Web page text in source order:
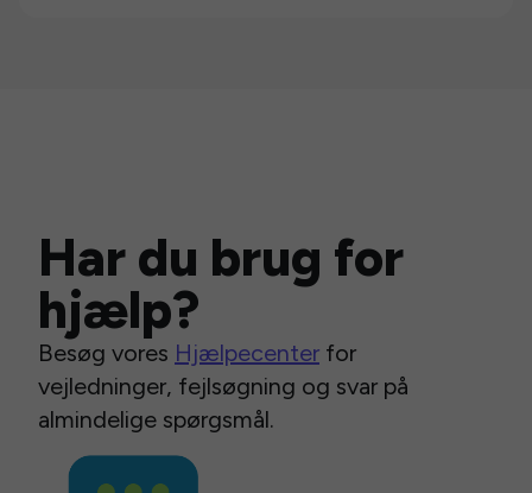
Har du brug for
hjælp?
Besøg vores Hjælpecenter for
vejledninger, fejlsøgning og svar på
almindelige spørgsmål.